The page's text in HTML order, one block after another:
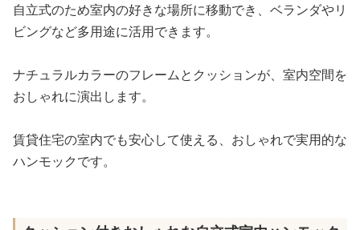
自立式のため室内の好きな場所に移動でき、ベランダやリ
ビングなど多用途に活用できます。
ナチュラルカラーのフレームとクッションが、室内空間を
おしゃれに演出します。
賃貸住宅の室内でも安心して使える、おしゃれで実用的な
ハンモックです。